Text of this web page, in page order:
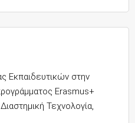
Εκπαιδευτικών στην
Erasmus+
Τεχνολογία,